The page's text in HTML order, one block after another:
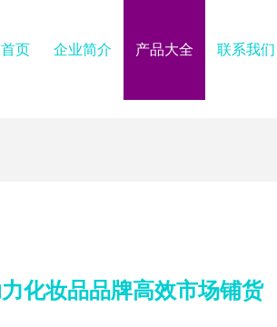
首页 企业简介 产品大全 联系我们
化妆品品牌高效市场铺货